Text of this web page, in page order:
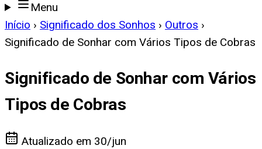
Menu
Início › Significado dos Sonhos › Outros ›
Significado de Sonhar com Vários Tipos de Cobras
Significado de Sonhar com Vários
Tipos de Cobras
Atualizado em 30/jun